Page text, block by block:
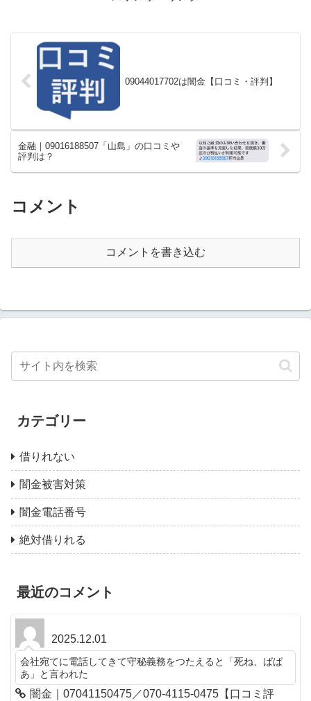
09044017702は闇金【口コミ・評判】
金融｜09016188507「山島」の口コミや
評判は？
コメント
コメントを書き込む
カテゴリー
借りれない
闇金被害対策
闇金電話番号
絶対借りれる
最近のコメント
2025.12.01
会社宛てに電話してきて守秘義務をつたえると「死ね、ばば
あ」と言われた
闇金｜07041150475／070-4115-0475【口コミ評